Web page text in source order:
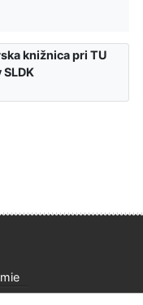
knižnica pri TU